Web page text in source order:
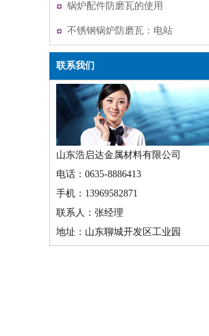
意哪些数据？
锅炉配件防磨瓦的使用
不锈钢锅炉防磨瓦：电站
锅炉的耐磨守护者
联系我们
山东浩启达金属材料有限公司
电话：0635-8886413
手机：13969582871
联系人：张经理
地址：山东聊城开发区工业园